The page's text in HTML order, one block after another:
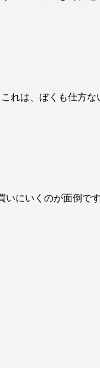
れは、ぼくも仕方
いにいくのが面倒で